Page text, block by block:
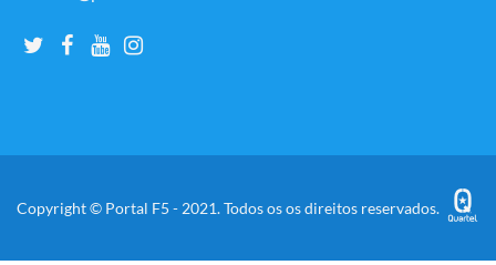
Copyright © Portal F5 - 2021. Todos os os direitos reservados.